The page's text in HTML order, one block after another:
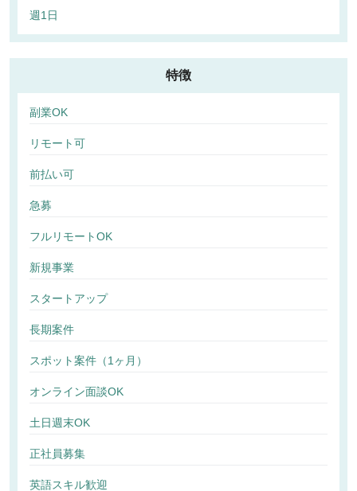
週1日
特徴
副業OK
リモート可
前払い可
急募
フルリモートOK
新規事業
スタートアップ
長期案件
スポット案件（1ヶ月）
オンライン面談OK
土日週末OK
正社員募集
英語スキル歓迎